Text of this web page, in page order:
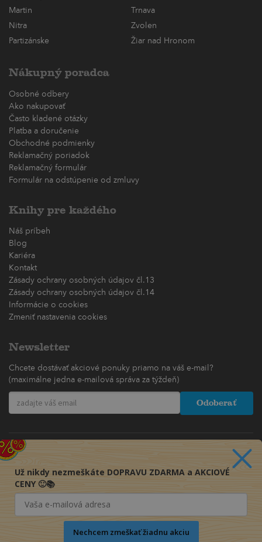
Martin
Trnava
Nitra
Zvolen
Partizánske
Žiar nad Hronom
Nákupný poradca
Osobné odbery
Ako nakupovať
Často kladené otázky
Platba a doručenie
Obchodné podmienky
Reklamačný poriadok
Reklamačný formulár
Formulár na odstúpenie od zmluvy
Knihy pre každého
Náš príbeh
Blog
Kariéra
Kontakt
Zásady ochrany osobných údajov čl.13
Zásady ochrany osobných údajov čl.14
Informácie o cookies
Zmeniť nastavenia cookies
Newsletter
Chcete dostávať akciové ponuky priamo na váš e-mail?
(maximálne jedna e-mailová správa za týždeň)
Odoberať
Už nikdy nezmeškáte DOPRAVU ZDARMA a AKCIOVÉ
CENY 🙂📚
Nechcem zmeškať žiadnu akciu